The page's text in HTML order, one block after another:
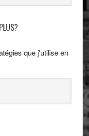
que j'utilise en